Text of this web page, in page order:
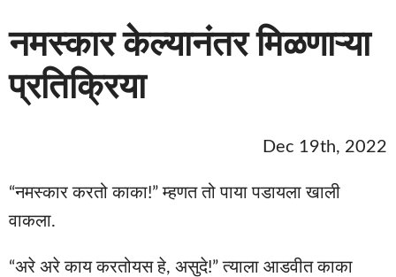
नमस्कार केल्यानंतर मिळणाऱ्या
प्रतिक्रिया
Dec 19th, 2022
“नमस्कार करतो काका!” म्हणत तो पाया पडायला खाली
वाकला.
“अरे अरे काय करतोयस हे, असुदे!” त्याला आडवीत काका